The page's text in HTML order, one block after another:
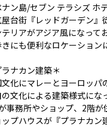
ン島/セブン テラシズ ホ
台街『レッドガーデン』
リアがアジア風になって
にも便利なロケーション
ナカン建築＊
化にマレーとヨーロッパ
文化による建築様式にな
事務所やショップ、2階が
プハウスが『プラナカン